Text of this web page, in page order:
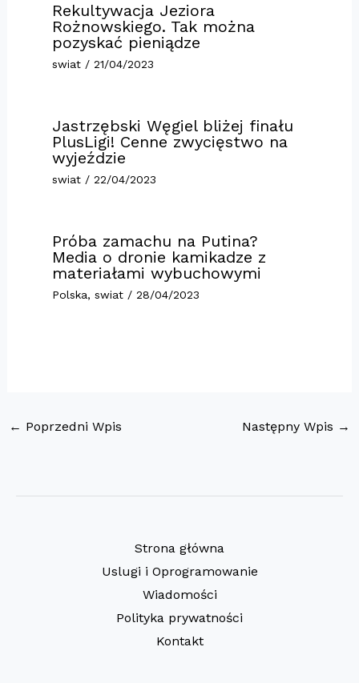
Rekultywacja Jeziora
Rożnowskiego. Tak można
pozyskać pieniądze
swiat/ 21/04/2023
Jastrzębski Węgiel bliżej finału
PlusLigi! Cenne zwycięstwo na
wyjeździe
swiat/ 22/04/2023
Próba zamachu na Putina?
Media o dronie kamikadze z
materiałami wybuchowymi
Polska, swiat/ 28/04/2023
← Poprzedni Wpis Następny Wpis →
Strona główna
Uslugi i Oprogramowanie
Wiadomości
Polityka prywatności
Kontakt